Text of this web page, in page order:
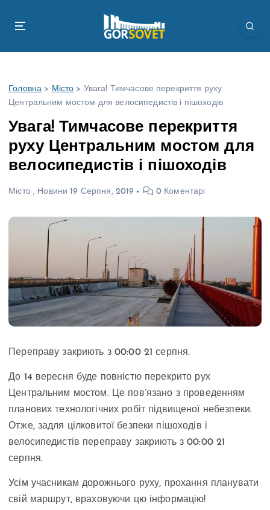
Головна > Місто > Увага! Тимчасове перекриття руху
Центральним мостом для велосипедистів і пішоходів
Увага! Тимчасове перекриття
руху Центральним мостом для
велосипедистів і пішоходів
Місто, Новини 19 Серпня, 2019 0 Коментарі
Переправу закриють з 00:00 21 серпня.
До 14 вересня буде повністю перекрито рух
Центральним мостом. Це пов’язано з проведенням
планових технологічних робіт підвищеної небезпеки.
Отже, задля цілковитої безпеки пішоходів і
велосипедистів переправу закриють з 00:00 21
серпня.
Усім учасникам дорожнього руху, прохання планувати
свій маршрут, враховуючи цю інформацію!